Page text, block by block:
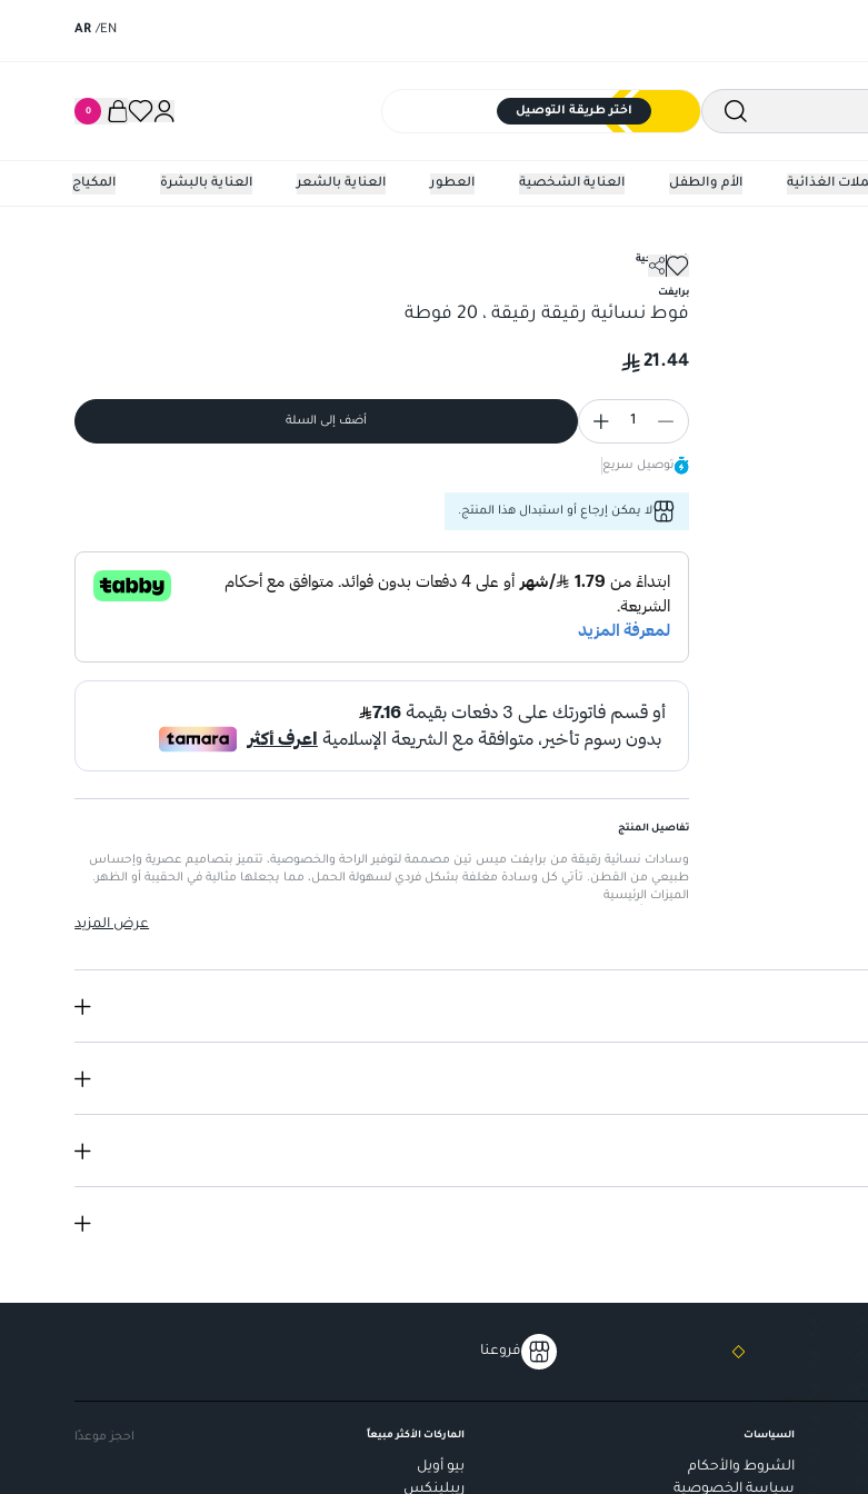
EN
/
AR
اختر طريقة التوصيل 0
المكياج العناية بالبشرة العناية بالشعر العطور العناية الشخصية الأم والطفل الغذائية
فوط صحية
برايفت
فوط نسائية رقيقة رقيقة ، 20 فوطة
21.44
1 أضف إلى السلة
توصيل سريع
لا يمكن إرجاع أو استبدال هذا المنتج.
تفاصيل المنتج
وسادات نسائية رقيقة من برايفت ميس تين مصممة لتوفير الراحة والخصوصية، تتميز بتصاميم عصرية وإحساس
طبيعي من القطن. تأتي كل وسادة مغلفة بشكل فردي لسهولة الحمل، مما يجعلها مثالية في الحقيبة أو الظهر.
الميزات الرئيسية
مناسبة للنظافة الشخصية: تحافظ على مستوى عالٍ من النظافة
عرض المزيد
فروعنا
السياسات
الشروط والأحكام
سياسة الخصوصية
الماركات الأكثر مبيعاً
بيو أويل
ريبلينكس
احجز موعدًا